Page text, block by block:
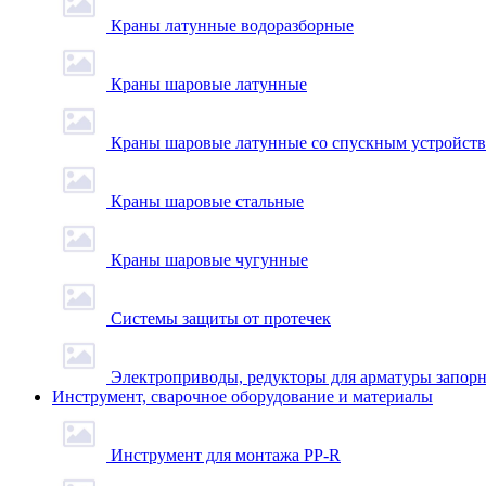
Краны латунные водоразборные
Краны шаровые латунные
Краны шаровые латунные со спускным
Краны шаровые стальные
Краны шаровые чугунные
Системы защиты от протечек
Электроприводы, редукторы для арматуры
Инструмент, сварочное оборудование и материалы
Инструмент для монтажа PP-R